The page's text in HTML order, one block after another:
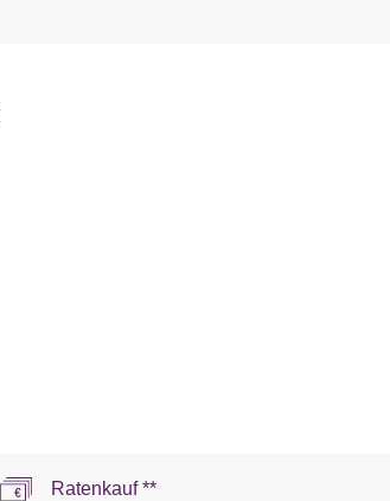
Ratenkauf **